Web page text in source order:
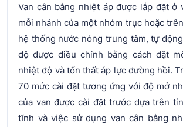
Van cân bằng nhiệt áp được lắp đặt ở
mỗi nhánh của một nhóm trục hoặc
hệ thống nước nóng trung tâm, tự
độ được điều chỉnh bằng cách đặt
nhiệt độ và tổn thất áp lực đường hồi.
70 mức cài đặt tương ứng với độ mở
của van được cài đặt trước dựa trên
tĩnh và việc sử dụng van cân bằng